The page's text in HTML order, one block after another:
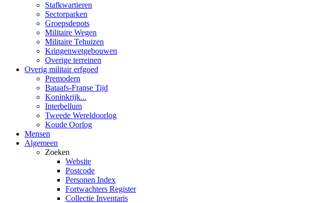
Stafkwartieren
Sectorparken
Groepsdepots
Militaire Wegen
Militaire Tehuizen
Kringenwetgebouwen
Overige terreinen
Overig militair erfgoed
Premodern
Bataafs-Franse Tijd
Koninkrijk...
Interbellum
Tweede Wereldoorlog
Koude Oorlog
Mensen
Algemeen
Zoeken
Website
Postcode
Personen Index
Fortwachters Register
Collectie Inventaris